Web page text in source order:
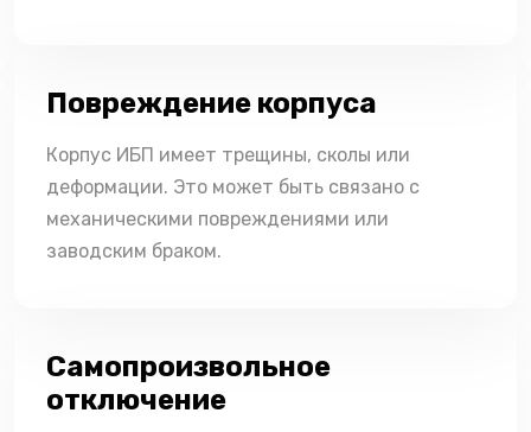
Повреждение корпуса
Корпус ИБП имеет трещины, сколы или
деформации. Это может быть связано с
механическими повреждениями или
заводским браком.
Самопроизвольное
отключение